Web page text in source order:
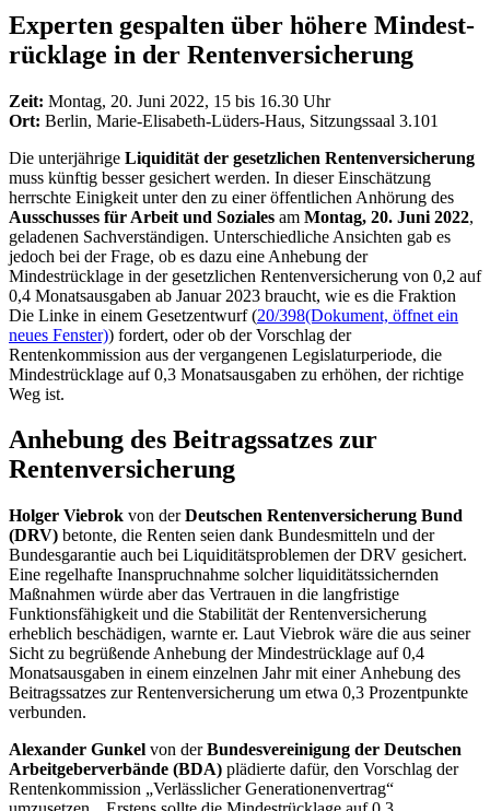
Experten gespalten über höhere Mindest­
rücklage in der Rentenversicherung
Zeit: Montag, 20. Juni 2022, 15 bis 16.30 Uhr
Ort: Berlin, Marie-Elisabeth-Lüders-Haus, Sitzungssaal 3.101
Die unterjährige Liquidität der gesetzlichen Rentenversicherung
muss künftig besser gesichert werden. In dieser Einschätzung
herrschte Einigkeit unter den zu einer öffentlichen Anhörung des
Ausschusses für Arbeit und Soziales am Montag, 20. Juni 2022,
geladenen Sachverständigen. Unterschiedliche Ansichten gab es
jedoch bei der Frage, ob es dazu eine Anhebung der
Mindestrücklage in der gesetzlichen Rentenversicherung von 0,2 auf
0,4 Monatsausgaben ab Januar 2023 braucht, wie es die Fraktion
Die Linke in einem Gesetzentwurf (20/398(Dokument, öffnet ein
neues Fenster)) fordert, oder ob der Vorschlag der
Rentenkommission aus der vergangenen Legislaturperiode, die
Mindestrücklage auf 0,3 Monatsausgaben zu erhöhen, der richtige
Weg ist.
Anhebung des Beitragssatzes zur
Rentenversicherung
Holger Viebrok von derDeutschen Rentenversicherung Bund
(DRV) betonte, die Renten seien dank Bundesmitteln und der
Bundesgarantie auch bei Liquiditätsproblemen der DRV gesichert.
Eine regelhafte Inanspruchnahme solcher liquiditätssichernden
Maßnahmen würde aber das Vertrauen in die langfristige
Funktionsfähigkeit und die Stabilität der Rentenversicherung
erheblich beschädigen, warnte er. Laut Viebrok wäre die aus seiner
Sicht zu begrüßende Anhebung der Mindestrücklage auf 0,4
Monatsausgaben in einem einzelnen Jahr mit einer Anhebung des
Beitragssatzes zur Rentenversicherung um etwa 0,3 Prozentpunkte
verbunden.
Alexander Gunkel von derBundesvereinigung der Deutschen
Arbeitgeberverbände (BDA) plädierte dafür, den Vorschlag der
Rentenkommission „Verlässlicher Generationenvertrag“